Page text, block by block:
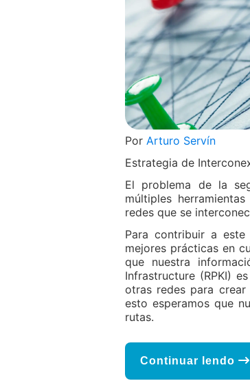
Por Arturo Servín
Estrategia de
El problema de la
múltiples
redes que se
Para contribuir a
mejores prácticas en
que nuestra
Infrastructure (RPKI)
otras redes para
esto esperamos que
rutas.
Continuar lendo